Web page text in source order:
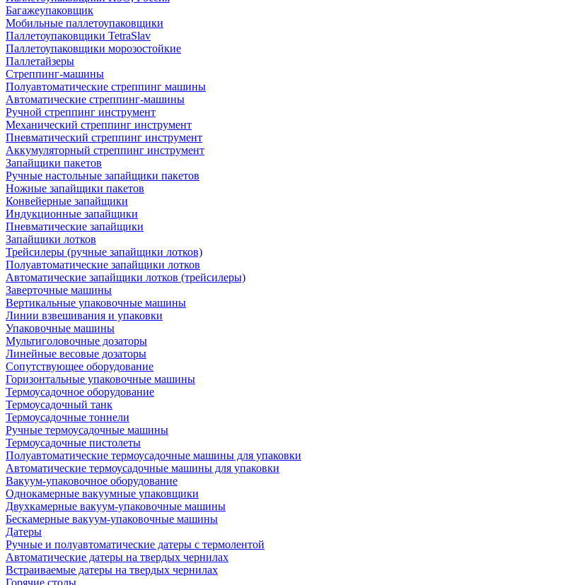
Багажеупаковщик
Мобильные паллетоупаковщики
Паллетоупаковщики TetraSlav
Паллетоупаковщики морозостойкие
Паллетайзеры
Стреппинг-машины
Полуавтоматические стреппинг машины
Автоматические стреппинг-машины
Ручной стреппинг инструмент
Механический стреппинг инструмент
Пневматический стреппинг инструмент
Аккумуляторный стреппинг инструмент
Запайщики пакетов
Ручные настольные запайщики пакетов
Ножные запайщики пакетов
Конвейерные запайщики
Индукционные запайщики
Пневматические запайщики
Запайщики лотков
Трейсилеры (ручные запайщики лотков)
Полуавтоматические запайщики лотков
Автоматические запайщики лотков (трейсилеры)
Заверточные машины
Вертикальные упаковочные машины
Линии взвешивания и упаковки
Упаковочные машины
Мультиголовочные дозаторы
Линейные весовые дозаторы
Сопутствующее оборудование
Горизонтальные упаковочные машины
Термоусадочное оборудование
Термоусадочный танк
Термоусадочные тоннели
Ручные термоусадочные машины
Термоусадочные пистолеты
Полуавтоматические термоусадочные машины для упаковки
Автоматические термоусадочные машины для упаковки
Вакуум-упаковочное оборудование
Однокамерные вакуумные упаковщики
Двухкамерные вакуум-упаковочные машины
Бескамерные вакуум-упаковочные машины
Датеры
Ручные и полуавтоматические датеры с термолентой
Автоматические датеры на твердых чернилах
Встраиваемые датеры на твердых чернилах
Горячие столы